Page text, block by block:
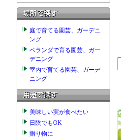
庭で育てる園芸、ガーデニ
ング
ベランダで育る園芸、ガー
デニング
室内で育てる園芸、ガーデ
ニング
美味しい実が食べたい
日陰でもOK
贈り物に